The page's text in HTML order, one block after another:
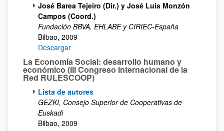
José Barea Tejeiro (Dir.) y José Luis Monzón
Campos (Coord.)
Fundación BBVA, EHLABE y CIRIEC-España
Bilbao, 2009
Descargar
La Economía Social: desarrollo humano y
económico (III Congreso Internacional de la
Red RULESCOOP)
Lista de autores
GEZKI, Consejo Superior de Cooperativas de
Euskadi
Bilbao, 2009